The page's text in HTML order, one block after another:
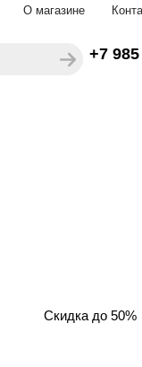
О магазине
+7
Скидка до 50%